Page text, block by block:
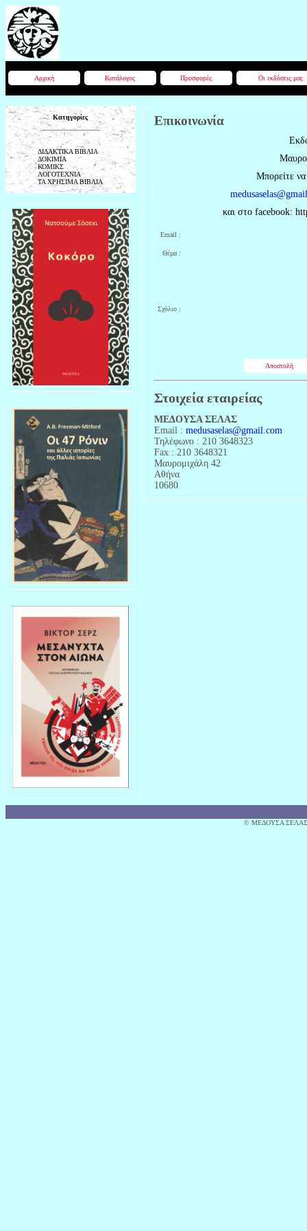
Αρχική Κατάλογος Προσφορές Οι εκδόσεις μας
Κατηγορίες
ΔΙΔΑΚΤΙΚΑ ΒΙΒΛΙΑ
ΔΟΚΙΜΙΑ
ΚΟΜΙΚΣ
ΛΟΓΟΤΕΧΝΙΑ
ΤΑ ΧΡΗΣΙΜΑ ΒΙΒΛΙΑ
Επικοινωνία
Μπορείτε
και στο facebook:
Email :
Θέμα :
Σχόλιο :
Αποστολή
Στοιχεία εταιρείας
MΕΔΟΥΣΑ ΣΕΛΑΣ
Email : medusaselas@gmail.com
Τηλέφωνο : 210 3648323
Fax : 210 3648321
Μαυρομιχάλη 42
Αθήνα
10680
© MΕΔΟΥΣΑ